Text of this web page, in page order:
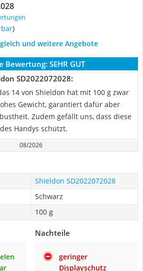
)
und weitere Angebote
Bewertung: SEHR GUT
SD2022072028:
14 von Shieldon hat mit 100 g zwar
Gewicht, garantiert dafür aber
Zudem gefällt uns, dass diese
Handys schützt.
08/2026
Shieldon SD2022072028
Schwarz
100 g
Nachteile
geringer
Displayschutz